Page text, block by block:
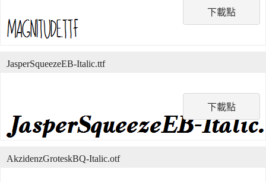
下載點
下載點
JasperSqueezeEB-Italic.ttf
AkzidenzGroteskBQ-Italic.otf